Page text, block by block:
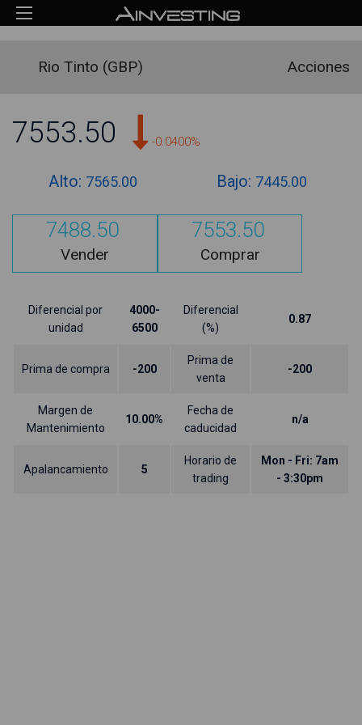
Rio Tinto (GBP) Acciones
7553.50 -0.0400%
Alto: 7565.00 Bajo: 7445.00
7488.50
Vender
7553.50
Comprar
Diferencial por
unidad
4000-
6500
Diferencial
(%)
0.87
Prima de compra -200
Prima de
venta
-200
Margen de
Mantenimiento
10.00%
Fecha de
caducidad
n/a
Apalancamiento 5
Horario de
trading
Mon - Fri: 7am
- 3:30pm